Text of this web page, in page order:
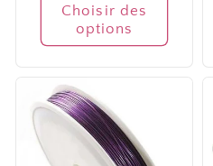
Choisir des
options